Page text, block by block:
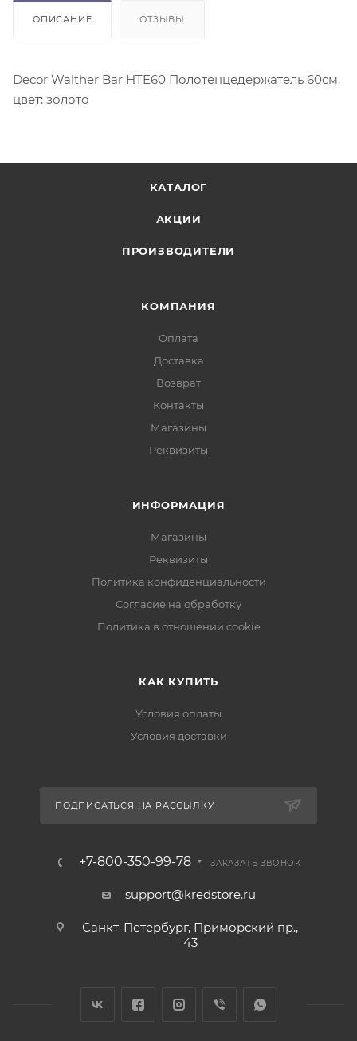
ОПИСАНИЕ ОТЗЫВЫ
Decor Walther Bar HTE60 Полотенцедержатель 60см,
цвет: золото
КАТАЛОГ
АКЦИИ
ПРОИЗВОДИТЕЛИ
КОМПАНИЯ
Оплата
Доставка
Возврат
Контакты
Магазины
Реквизиты
ИНФОРМАЦИЯ
Магазины
Реквизиты
Политика конфиденциальности
Согласие на обработку
Политика в отношении cookie
КАК КУПИТЬ
Условия оплаты
Условия доставки
ПОДПИСАТЬСЯ НА РАССЫЛКУ
+7-800-350-99-78 ЗАКАЗАТЬ ЗВОНОК
support@kredstore.ru
Санкт-Петербург, Приморский пр.,
43